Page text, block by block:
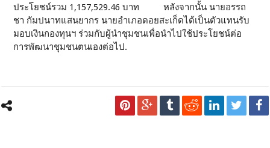
ประโยชน์รวม 1,157,529.46 บาท หลังจากนั้น นายอรรถ
ชา กัมปนาทแสนยากร นายอำเภอดอยสะเก็ดได้เป็นตัวแทนรับ
มอบเงินกองทุนฯ ร่วมกับผู้นำชุมชนเพื่อนำไปใช้ประโยชน์ต่อ
การพัฒนาชุมชนตนเองต่อไป.